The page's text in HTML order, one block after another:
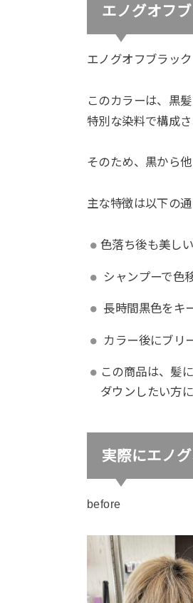
エノグオフ
エノグオフブラッ
このカラーは、黒
特別な染料で構成さ
そのため、黒から
主な特徴は以下の
色落ち後も美し
シャンプーで色
長時間黒色をキ
カラー後にブリ
この商品は、髪
ダウンしたい方
実際にエノ
before